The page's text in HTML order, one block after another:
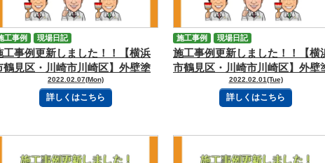
工事例更新しました！！【横浜
鶴見区・川崎市川崎区】外壁塗
・屋根塗装専門店 えいぶす・
2022.02.07(Mon)
詳しくはこちら
工事例 現場日記
施工事例更新しました！！【横
市鶴見区・川崎市川崎区】外壁
装・屋根塗装専門店 えいぶす・
2022.02.01(Tue)
詳しくはこちら
施工事例 現場日記